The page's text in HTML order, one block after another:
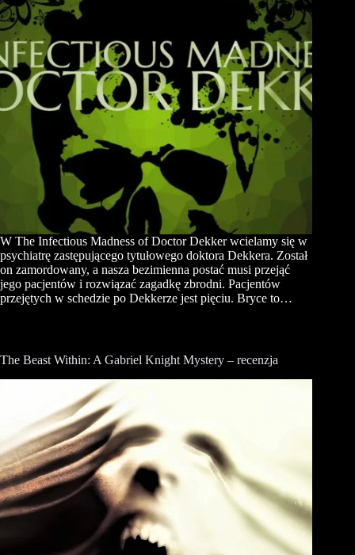
W The Infectious Madness of Doctor Dekker wcielamy się w
psychiatrę zastępującego tytułowego doktora Dekkera. Został
on zamordowany, a nasza bezimienna postać musi przejąć
jego pacjentów i rozwiązać zagadkę zbrodni. Pacjentów
przejętych w schedzie po Dekkerze jest pięciu. Bryce to…
The Beast Within: A Gabriel Knight Mystery – recenzja